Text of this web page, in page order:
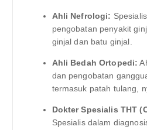
Ahli Nefrologi:
pengobatan penyakit
ginjal dan batu ginjal.
Ahli Bedah Ortopedi:
dan pengobatan
termasuk patah tulang,
Dokter Spesialis THT
Spesialis dalam